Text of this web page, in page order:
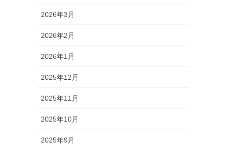
2026年3月
2026年2月
2026年1月
2025年12月
2025年11月
2025年10月
2025年9月